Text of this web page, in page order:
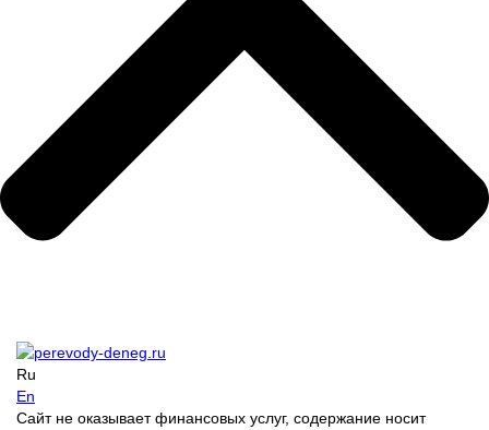
Ru
En
Сайт не оказывает финансовых услуг, содержание носит